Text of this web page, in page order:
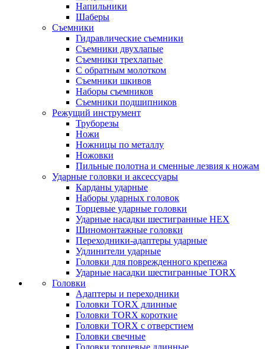
Напильники
Шаберы
Съемники
Гидравлические съемники
Съемники двухлапые
Съемники трехлапые
С обратным молотком
Съемники шкивов
Наборы съемников
Съемники подшипников
Режущий инструмент
Труборезы
Ножи
Ножницы по металлу
Ножовки
Пильные полотна и сменные лезвия к ножам
Ударные головки и аксессуары
Карданы ударные
Наборы ударных головок
Торцевые ударные головки
Ударные насадки шестигранные HEX
Шиномонтажные головки
Переходники-адаптеры ударные
Удлинители ударные
Головки для поврежденного крепежа
Ударные насадки шестигранные TORX
Головки
Адаптеры и переходники
Головки TORX длинные
Головки TORX короткие
Головки TORX с отверстием
Головки свечные
Головки торцевые длинные